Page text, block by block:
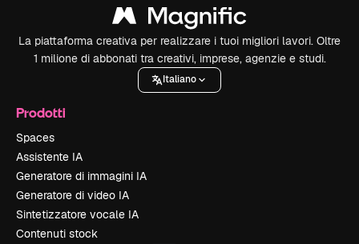
La piattaforma creativa per realizzare i tuoi migliori lavori. Oltre
1 milione di abbonati tra creativi, imprese, agenzie e studi.
Italiano
Prodotti
Spaces
Assistente IA
Generatore di immagini IA
Generatore di video IA
Sintetizzatore vocale IA
Contenuti stock